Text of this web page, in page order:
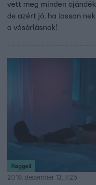
vett meg minden
de azért jó, ha lassan
a vásárlásnak!
Reggeli
2019. december 13. 7:25